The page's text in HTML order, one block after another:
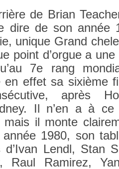
de Brian
dire de son année
uni­que Grand
point d’orgue a
7e rang
en effet sa sixième
après
Il n’en a à ce
mais il monte
1980, son
Lendl, Stan
Raul Ramirez,